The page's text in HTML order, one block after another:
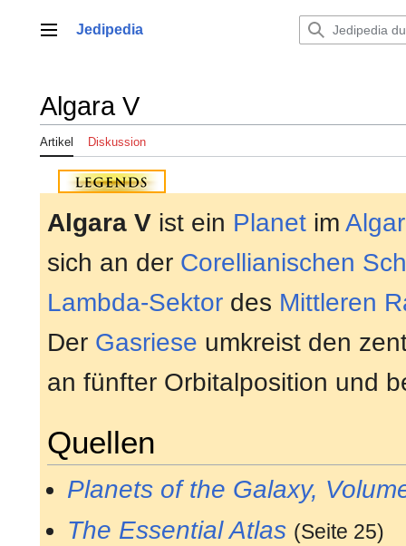
springenHauptmenü
Jedipedia
Algara V
Artikel Diskussion
Algara V ist ein Planet im
sich an der Corellianischen
Lambda-Sektor des Mittleren
Der Gasriese umkreist den
an fünfter Orbitalposition und
Quellen
Planets of the Galaxy,
The Essential Atlas (Seite 25)